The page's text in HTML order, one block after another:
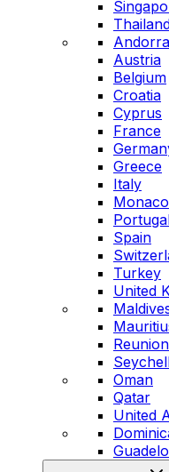
Andorra
Austria
Belgium
Croatia
Cyprus
France
Greece
Italy
Monaco
Spain
Turkey
United
Oman
Qatar
United